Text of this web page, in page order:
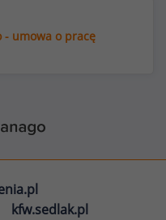
umowa o pracę
kfw.sedlak.pl